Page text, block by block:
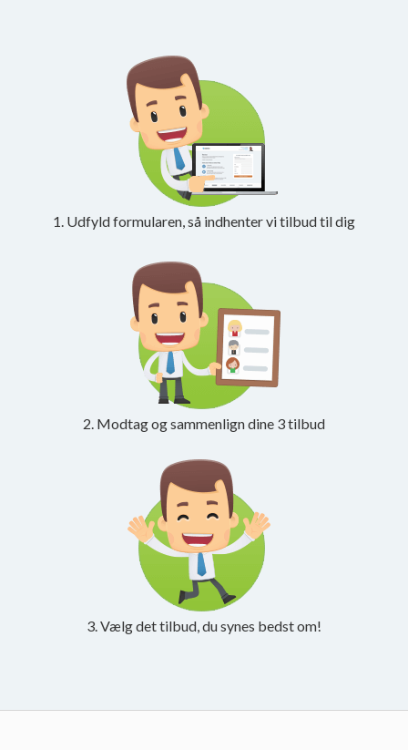
1. Udfyld formularen, så indhenter vi tilbud til dig
2. Modtag og sammenlign dine 3 tilbud
3. Vælg det tilbud, du synes bedst om!